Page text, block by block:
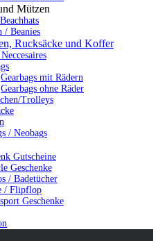
Mützen
/ Beanies
Rucksäcke und Koffer
Gearbags mit Rädern
Gearbags ohne Räder
Trolleys
/ Neobags
Gutscheine
Geschenke
/ Badetücher
/ Flipflop
Geschenke